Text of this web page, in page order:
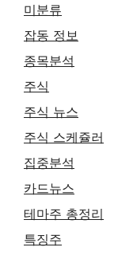
미분류
잡동 정보
종목분석
주식
주식 뉴스
주식 스케쥴러
집중분석
카드뉴스
테마주 총정리
특징주